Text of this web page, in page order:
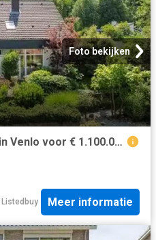
Foto bekijken
Huis te koop Postweg 87 in Venlo voor € 1.100.000
Listedbuy Meer informatie